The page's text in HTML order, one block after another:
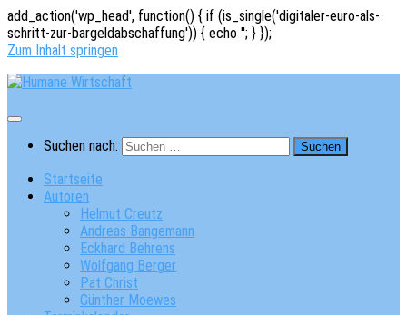
add_action('wp_head', function() { if (is_single('digitaler-euro-als-
schritt-zur-bargeldabschaffung')) { echo ''; } });
Zum Inhalt springen
Suchen nach:
Startseite
Autoren
Helmut Creutz
Andreas Bangemann
Eckhard Behrens
Wolfgang Berger
Pat Christ
Günther Moewes